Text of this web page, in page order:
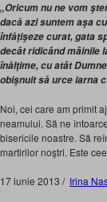
„Oricum nu ne vom
dacă azi suntem aşa
înfăţişeze curat, gata
decât ridicând mâinile
înălţime, cu atât
obişnuit să urce iarna
Noi, cei care am primit
neamului. Să ne
bisericile noastre. Să
martirilor noştri. Este
17 iunie 2013 / Irina